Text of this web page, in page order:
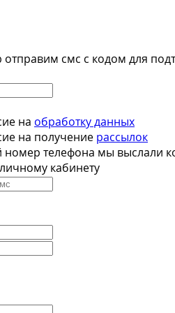
отправим смс с кодом для
на обработку данных
на получение рассылок
номер телефона мы выслали
кабинету